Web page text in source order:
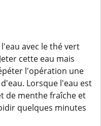
avec le thé vert
cette eau mais
l'opération une
Lorsque l'eau est
de menthe fraîche et
quelques minutes